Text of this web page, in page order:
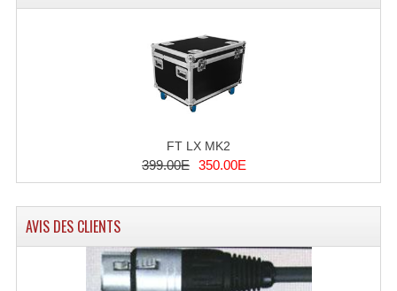
FT LX MK2
399.00E 350.00E
AVIS DES CLIENTS